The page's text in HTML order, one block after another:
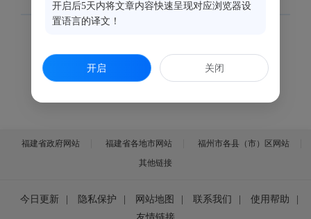
福建省政府网站 福建省各地市网站
福州市各县（市）区网站
其他链接
今日更新 隐私保护 网站地图 联系我们 使用帮助
开启后5天内将文章内容快速呈现对应浏览器设
置语言的译文！
开启 关闭